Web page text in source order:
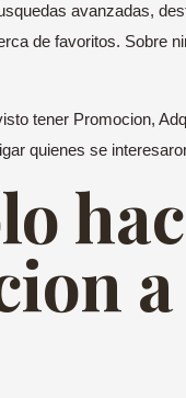
avanzadas,
de favoritos. Sobre
tener Promocion,
quienes se